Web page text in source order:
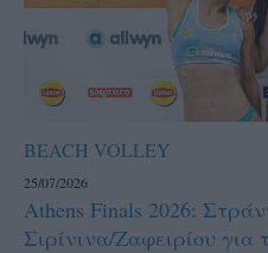
BEACH VOLLEY
25/07/2026
Athens Finals 2026:
Σιρίνινα/Ζαφειρίου για